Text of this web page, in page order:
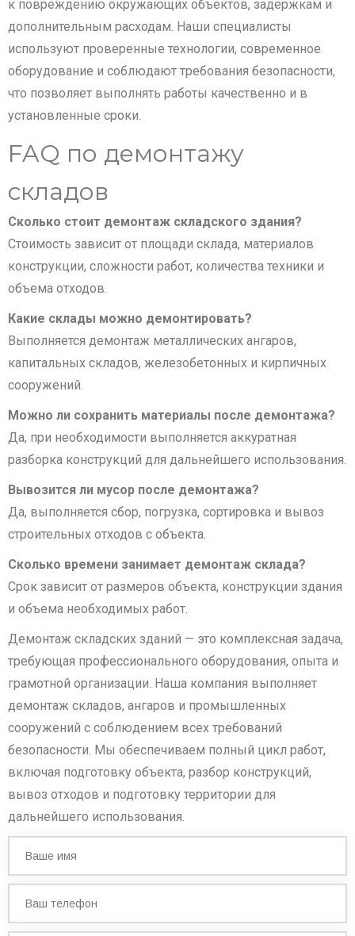
к повреждению окружающих объектов, задержкам и
дополнительным расходам. Наши специалисты
используют проверенные технологии, современное
оборудование и соблюдают требования безопасности,
что позволяет выполнять работы качественно и в
установленные сроки.
FAQ по демонтажу
складов
Сколько стоит демонтаж складского здания?
Стоимость зависит от площади склада, материалов
конструкции, сложности работ, количества техники и
объема отходов.
Какие склады можно демонтировать?
Выполняется демонтаж металлических ангаров,
капитальных складов, железобетонных и кирпичных
сооружений.
Можно ли сохранить материалы после демонтажа?
Да, при необходимости выполняется аккуратная
разборка конструкций для дальнейшего использования.
Вывозится ли мусор после демонтажа?
Да, выполняется сбор, погрузка, сортировка и вывоз
строительных отходов с объекта.
Сколько времени занимает демонтаж склада?
Срок зависит от размеров объекта, конструкции здания
и объема необходимых работ.
Демонтаж складских зданий — это комплексная задача,
требующая профессионального оборудования, опыта и
грамотной организации. Наша компания выполняет
демонтаж складов, ангаров и промышленных
сооружений с соблюдением всех требований
безопасности. Мы обеспечиваем полный цикл работ,
включая подготовку объекта, разбор конструкций,
вывоз отходов и подготовку территории для
дальнейшего использования.